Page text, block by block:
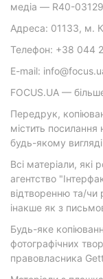
медіа — R40-03129
Адреса: 01133, м.
Телефон: +38 044
E-mail:
FOCUS.UA —
Передрук,
містить посилання
будь-якому
Всі матеріали, які
агентство
відтворенню та/
інакше як з
Будь-яке
фотографічних
правовласника